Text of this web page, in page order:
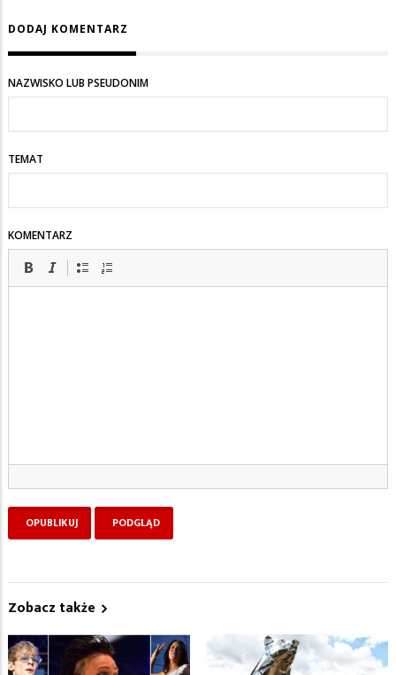
DODAJ KOMENTARZ
NAZWISKO LUB PSEUDONIM
TEMAT
KOMENTARZ
Zobacz także